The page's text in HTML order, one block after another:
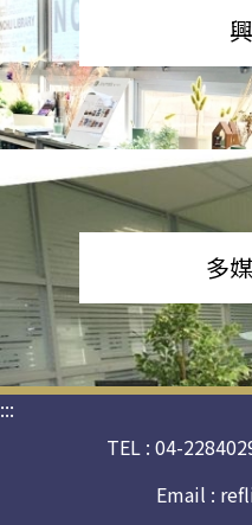
多
:::
TEL : 04-
Email :